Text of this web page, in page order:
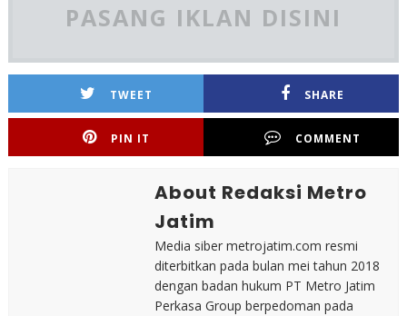
PASANG IKLAN DISINI
TWEET SHARE
PIN IT COMMENT
About Redaksi Metro
Jatim
Media siber metrojatim.com resmi
diterbitkan pada bulan mei tahun 2018
dengan badan hukum PT Metro Jatim
Perkasa Group berpedoman pada